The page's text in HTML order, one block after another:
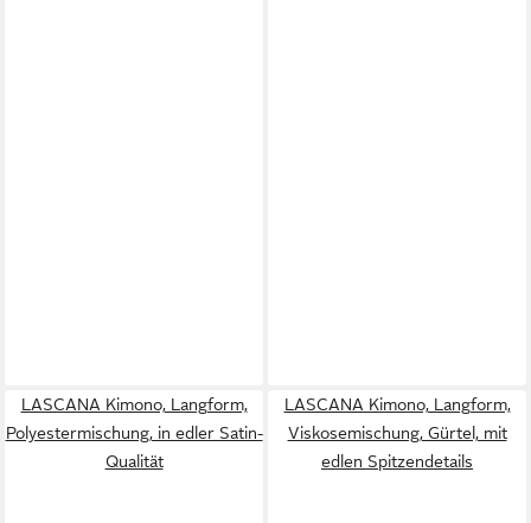
LASCANA Kimono, Langform,
Polyestermischung, in edler Satin-
Qualität
LASCANA Kimono, Langform,
Viskosemischung, Gürtel, mit
edlen Spitzendetails